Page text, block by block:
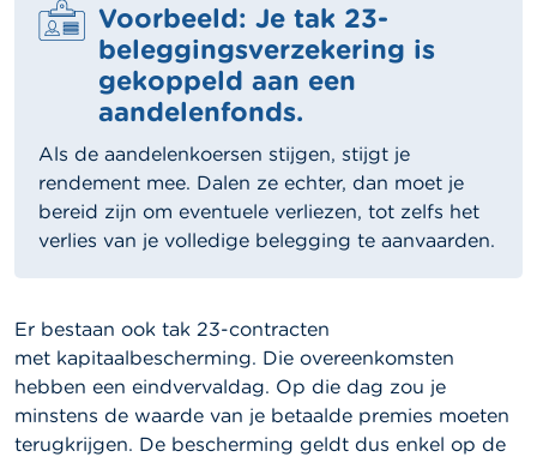
Voorbeeld: Je tak 23-
beleggingsverzekering is
gekoppeld aan een
aandelenfonds.
Als de aandelenkoersen stijgen, stijgt je
rendement mee. Dalen ze echter, dan moet je
bereid zijn om eventuele verliezen, tot zelfs het
verlies van je volledige belegging te aanvaarden.
Er bestaan ook tak 23-contracten
met kapitaalbescherming. Die overeenkomsten
hebben een eindvervaldag. Op die dag zou je
minstens de waarde van je betaalde premies moeten
terugkrijgen. De bescherming geldt dus enkel op de